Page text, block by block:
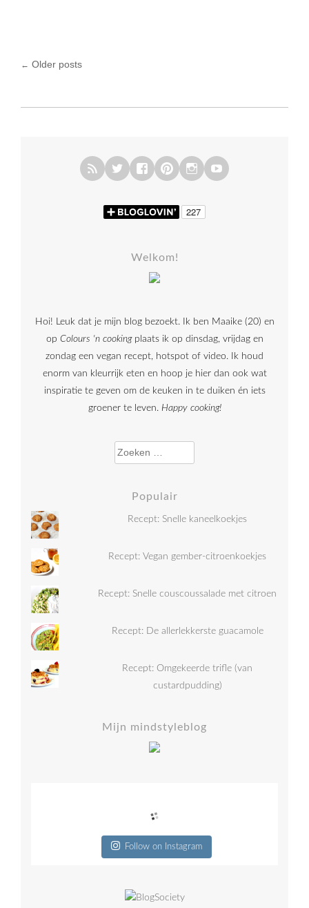
← Older posts
Welkom!
Hoi! Leuk dat je mijn blog bezoekt. Ik ben Maaike (20) en
op Colours 'n cookingplaats ik op dinsdag, vrijdag en
zondag een vegan recept, hotspot of video. Ik houd
enorm van kleurrijk eten en hoop je hier dan ook wat
inspiratie te geven om de keuken in te duiken én iets
groener te leven. Happy cooking!
Zoeken naar:
Populair
Recept: Snelle kaneelkoekjes
Recept: Vegan gember-citroenkoekjes
Recept: Snelle couscoussalade met citroen
Recept: De allerlekkerste guacamole
Recept: Omgekeerde trifle (van
custardpudding)
Mijn mindstyleblog
Follow on Instagram